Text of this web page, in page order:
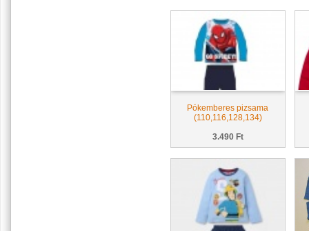
Pókemberes pizsama
(110,116,128,134)
3.490 Ft